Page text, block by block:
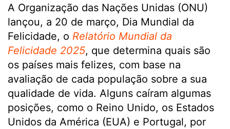
A Organização das Nações Unidas (ONU)
lançou, a 20 de março, Dia Mundial da
Felicidade, o Relatório Mundial da
Felicidade 2025, que determina quais são
os países mais felizes, com base na
avaliação de cada população sobre a sua
qualidade de vida. Alguns caíram algumas
posições, como o Reino Unido, os Estados
Unidos da América (EUA) e Portugal, por